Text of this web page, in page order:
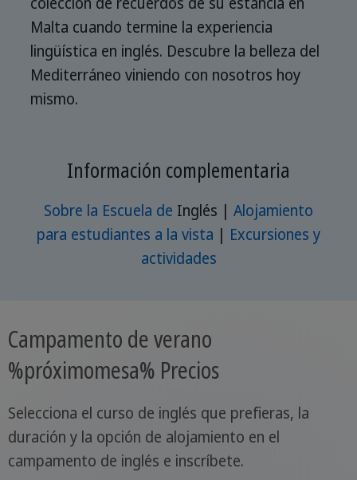
Malta cuando termine la experiencia
lingüística en inglés. Descubre la belleza del
Mediterráneo viniendo con nosotros hoy
mismo.
Información complementaria
Sobre la Escuela de Inglés | Alojamiento
para estudiantes a la vista | Excursiones y
actividades
Campamento de verano
%próximomesa% Precios
Selecciona el curso de inglés que prefieras, la
duración y la opción de alojamiento en el
campamento de inglés e inscríbete.